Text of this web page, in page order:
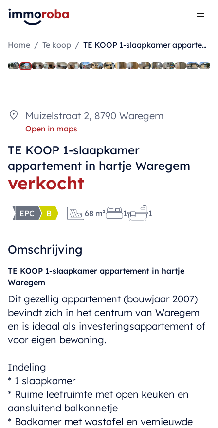
Home / Te koop / TE KOOP 1-slaapkamer appartement in hartje Waregem
Muizelstraat 2, 8790 Waregem
Open in maps
TE KOOP 1-slaapkamer
appartement in hartje Waregem
verkocht
EPC B 68 m² 1 1
Omschrijving
TE KOOP 1-slaapkamer appartement in hartje
Waregem
Dit gezellig appartement (bouwjaar 2007)
bevindt zich in het centrum van Waregem
en is ideaal als investeringsappartement of
voor eigen bewoning.
Indeling
* 1 slaapkamer
* Ruime leefruimte met open keuken en
aansluitend balkonnetje
* Badkamer met wastafel en vernieuwde